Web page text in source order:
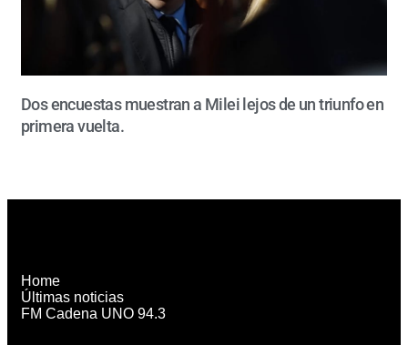
Dos encuestas muestran a Milei lejos de un triunfo en
primera vuelta.
Home
Últimas noticias
FM Cadena UNO 94.3